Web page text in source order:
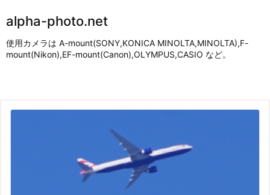
alpha-photo.net
使用カメラは A-mount(SONY,KONICA MINOLTA,MINOLTA),F-
mount(Nikon),EF-mount(Canon),OLYMPUS,CASIO など。